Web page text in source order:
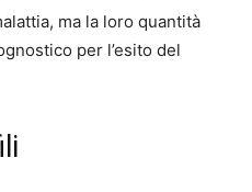
ma la loro quantità
per l’esito del